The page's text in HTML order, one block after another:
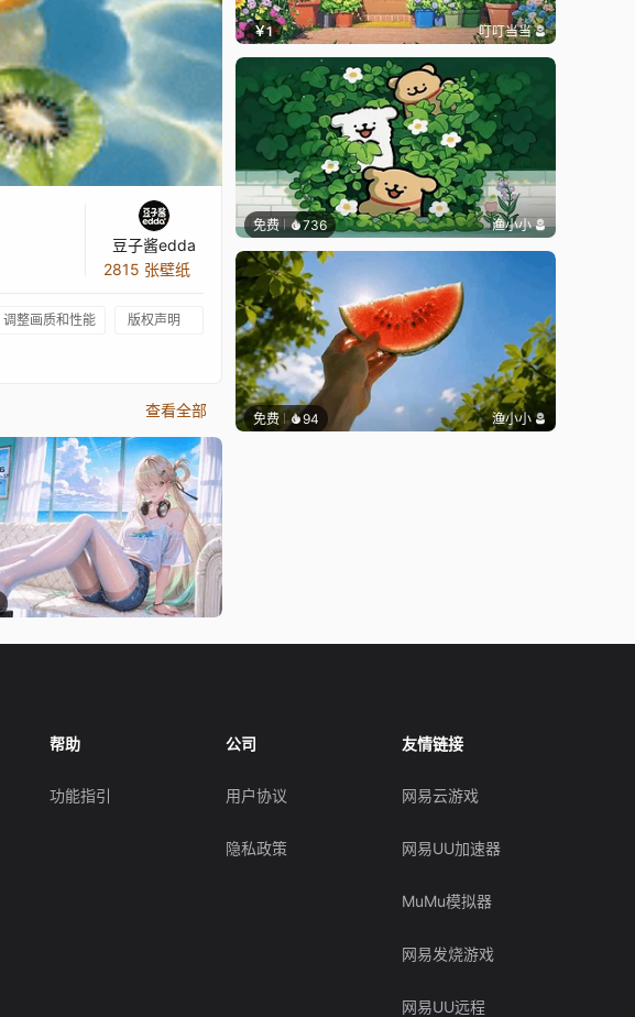
豆子酱edda
2815 张壁纸
调整画质和性能 版权声明
查看全部
￥1 叮叮当当
免费 736 渔小小
免费 94 渔小小
帮助
功能指引
公司
用户协议
隐私政策
友情链接
网易云游戏
网易UU加速器
MuMu模拟器
网易发烧游戏
网易UU远程